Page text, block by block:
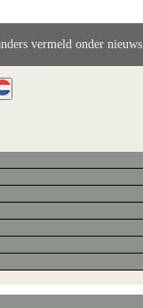
vermeld onder nieuws